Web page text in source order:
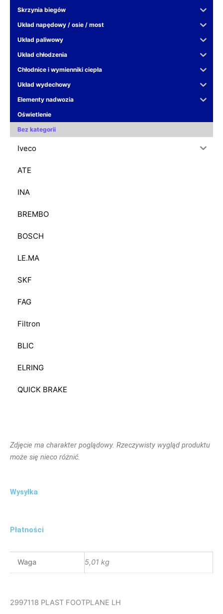
Skrzynia biegów
Układ napędowy / osie / most
Układ paliwowy
Układ chłodzenia
Chłodnice i wymienniki ciepła
Układ wydechowy
Elementy nadwozia
Oświetlenie
Bez kategorii
Iveco
ATE
INA
BREMBO
BOSCH
LE.MA
SKF
FAG
Filtron
BLIC
ELRING
QUICK BRAKE
Zdjęcie ma charakter poglądowy. Rzeczywisty wygląd produktu
może się nieco różnić.
Wysyłka
Płatności
Waga 5,01 kg
2997118 PLAST FOOTPLANE LH